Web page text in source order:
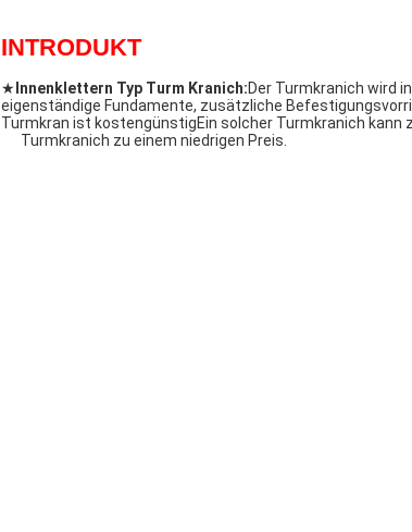
INTRODUKT
★ Innenklettern Typ Turm Kranich:Der Turmkranich wird
eigenständige Fundamente, zusätzliche
Turmkran ist kostengünstigEin solcher Turmkranich kann
Turmkranich zu einem niedrigen Preis.